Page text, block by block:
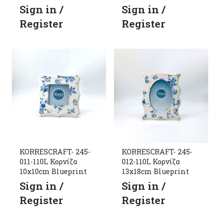
Sign in /
Register
Sign in /
Register
KORRESCRAFT- 245-
011-110L Κορνίζα
10x10cm Blueprint
Sign in /
Register
KORRESCRAFT- 245-
012-110L Κορνίζα
13x18cm Blueprint
Sign in /
Register